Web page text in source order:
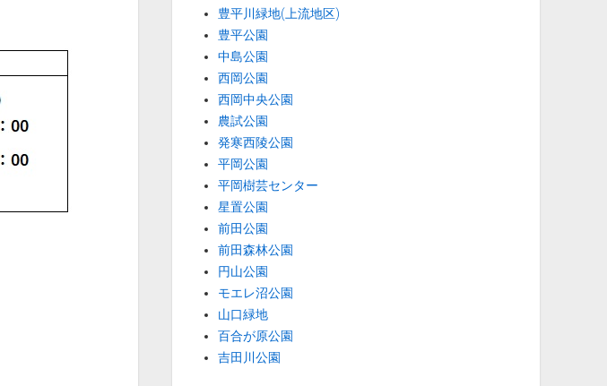
豊平川緑地(上流地区)
豊平公園
中島公園
西岡公園
西岡中央公園
農試公園
発寒西陵公園
平岡公園
平岡樹芸センター
星置公園
前田公園
前田森林公園
円山公園
モエレ沼公園
山口緑地
百合が原公園
吉田川公園